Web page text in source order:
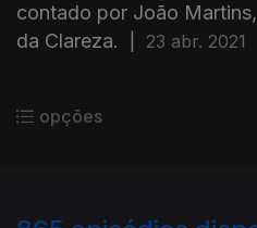
contado por João
da Clareza.
23 abr. 2021
opções